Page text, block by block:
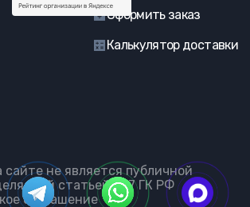
Оформить заказ
Калькулятор доставки
не является публичной
статьей 437 ГК РФ
соглашение